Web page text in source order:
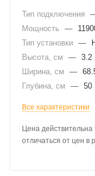
Тип подключения
Мощность
—
Тип установки —
Высота, см
— 3.2
Ширина, см
—
Глубина, см
— 50
Все характеристики
Цена
отличаться от цен в